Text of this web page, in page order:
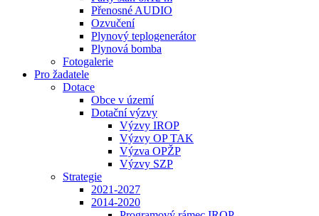
Přenosné AUDIO
Ozvučení
Plynový teplogenerátor
Plynová bomba
Fotogalerie
Pro žadatele
Dotace
Obce v území
Dotační výzvy
Výzvy IROP
Výzvy OP TAK
Výzva OPŽP
Výzvy SZP
Strategie
2021-2027
2014-2020